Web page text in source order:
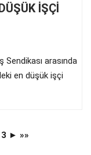
İŞÇİ
Sendikası arasında
en düşük işçi
► »»